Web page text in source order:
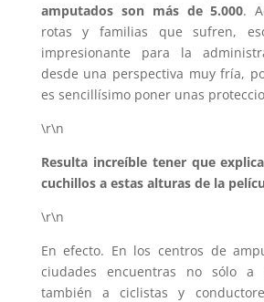
amputados son más de 5.000.
rotas y familias que sufren,
impresionante para la
desde una perspectiva muy fría,
es sencillísimo poner unas
\r\n
Resulta increíble tener que
cuchillos a estas alturas de la
\r\n
En efecto. En los centros de
ciudades encuentras no sólo a
también a ciclistas y